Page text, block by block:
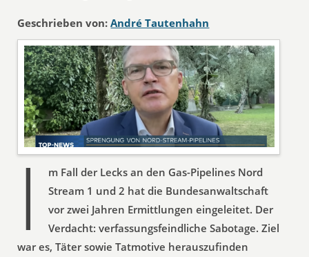
Geschrieben von: André Tautenhahn
I
m Fall der Lecks an den Gas-Pipelines Nord
Stream 1 und 2 hat die Bundesanwaltschaft
vor zwei Jahren Ermittlungen eingeleitet. Der
Verdacht: verfassungsfeindliche Sabotage. Ziel
war es, Täter sowie Tatmotive herauszufinden